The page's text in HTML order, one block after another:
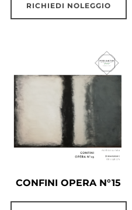
RICHIEDI NOLEGGIO
CONFINI OPERA N°15